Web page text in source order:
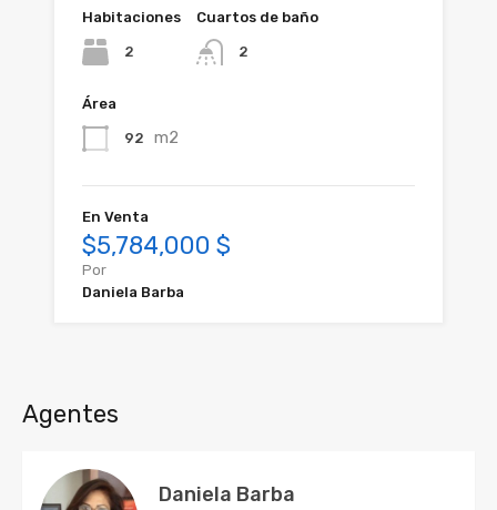
Habitaciones
2
Cuartos de baño
2
Área
92 m2
En Venta
$5,784,000 $
Por
Daniela Barba
Agentes
Daniela Barba